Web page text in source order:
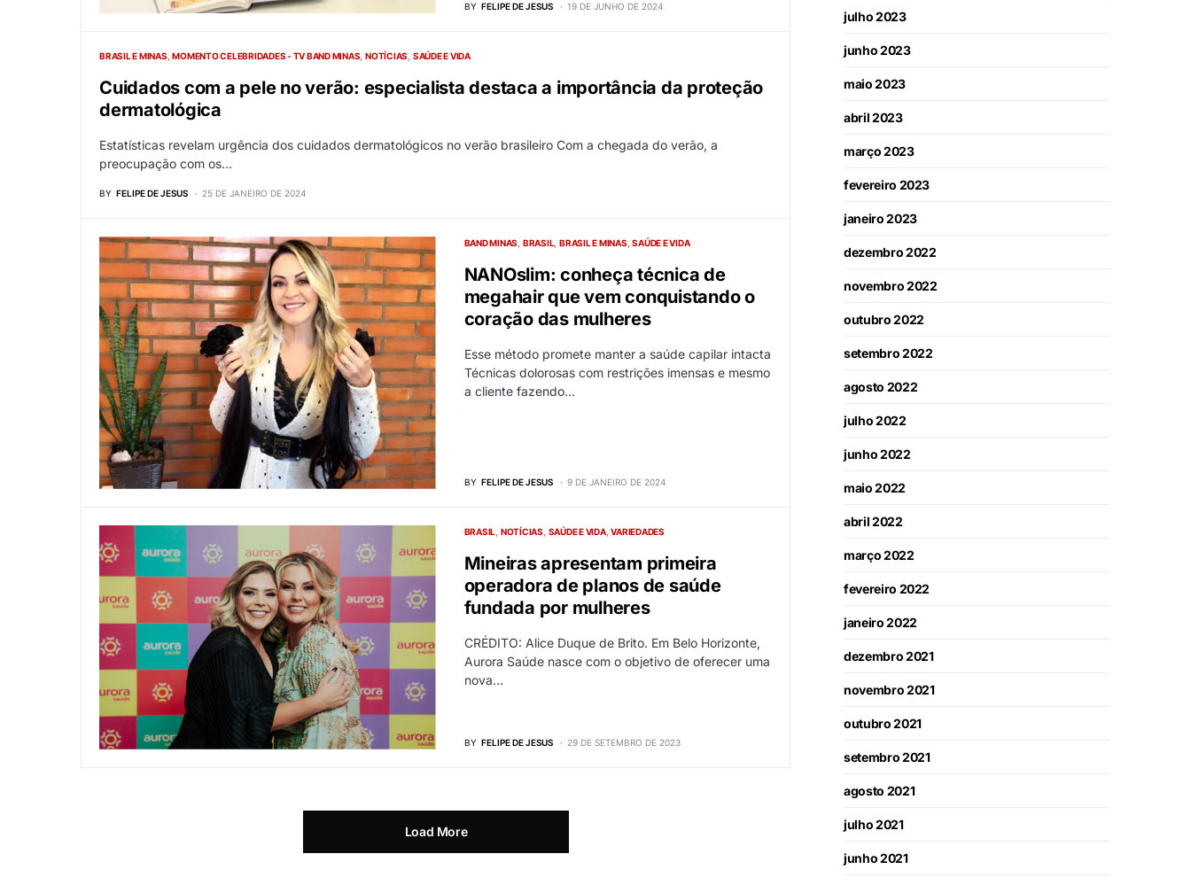
BY FELIPE DE JESUS 19 DE JUNHO DE 2024
BRASIL E MINAS MOMENTO CELEBRIDADES - TV BAND MINAS NOTÍCIAS SAÚDE E VIDA
Cuidados com a pele no verão: especialista destaca a importância da proteção
dermatológica
Estatísticas revelam urgência dos cuidados dermatológicos no verão brasileiro Com a chegada do verão, a
preocupação com os…
BY FELIPE DE JESUS 25 DE JANEIRO DE 2024
BAND MINAS BRASIL BRASIL E MINAS SAÚDE E VIDA
NANOslim: conheça técnica de
megahair que vem conquistando o
coração das mulheres
Esse método promete manter a saúde capilar intacta
Técnicas dolorosas com restrições imensas e mesmo
a cliente fazendo…
BY FELIPE DE JESUS 9 DE JANEIRO DE 2024
BRASIL NOTÍCIAS SAÚDE E VIDA VARIEDADES
Mineiras apresentam primeira
operadora de planos de saúde
fundada por mulheres
CRÉDITO: Alice Duque de Brito. Em Belo Horizonte,
Aurora Saúde nasce com o objetivo de oferecer uma
nova…
BY FELIPE DE JESUS 29 DE SETEMBRO DE 2023
Load More
julho 2023
junho 2023
maio 2023
abril 2023
março 2023
fevereiro 2023
janeiro 2023
dezembro 2022
novembro 2022
outubro 2022
setembro 2022
agosto 2022
julho 2022
junho 2022
maio 2022
abril 2022
março 2022
fevereiro 2022
janeiro 2022
dezembro 2021
novembro 2021
outubro 2021
setembro 2021
agosto 2021
julho 2021
junho 2021